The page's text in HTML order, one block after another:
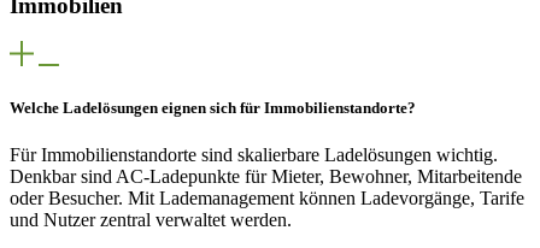
Welche Ladelösungen eignen sich für Immobilienstandorte?
Für Immobilienstandorte sind skalierbare Ladelösungen wichtig.
Denkbar sind AC-Ladepunkte für Mieter, Bewohner, Mitarbeitende
oder Besucher. Mit Lademanagement können Ladevorgänge, Tarife
und Nutzer zentral verwaltet werden.